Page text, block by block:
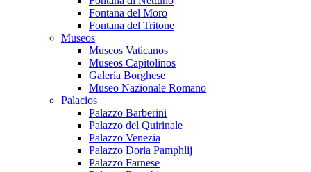
Fontana del Moro
Fontana del Tritone
Museos
Museos Vaticanos
Museos Capitolinos
Galería Borghese
Museo Nazionale Romano
Palacios
Palazzo Barberini
Palazzo del Quirinale
Palazzo Venezia
Palazzo Doria Pamphlij
Palazzo Farnese